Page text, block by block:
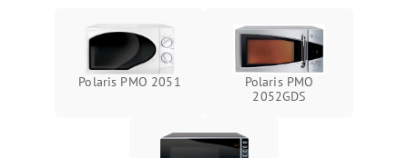
Polaris PMO 2051
Polaris PMO
2052GDS